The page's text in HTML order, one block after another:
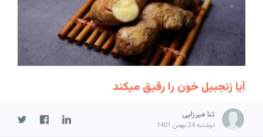
آیا زنجبیل خون را رقیق میکند
ثنا میرزایی
دوشنبه 24 بهمن 1401